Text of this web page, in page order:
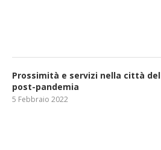
Prossimità e servizi nella città del
post-pandemia
5 Febbraio 2022